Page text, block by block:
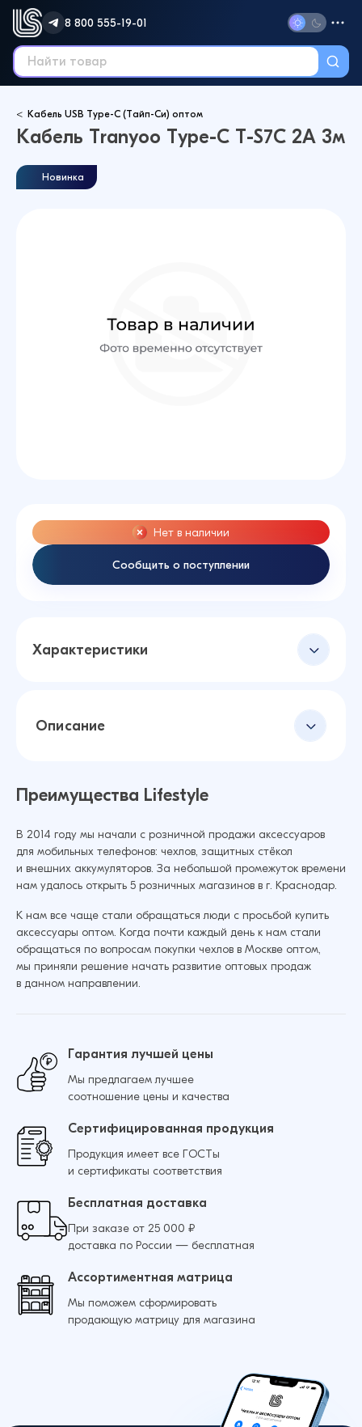
8 800 555-19-01
Кабель USB Type-C (Тайп-Си) оптом
Кабель Tranyoo Type-C T-S7C 2A 3м
Новинка
Характеристики
Нет в наличии
Сообщить о поступлении
Описание
Преимущества Lifestyle
В 2014 году мы начали с розничной продажи аксессуаров
для мобильных телефонов: чехлов, защитных стёкол
и внешних аккумуляторов. За небольшой промежуток времени
нам удалось открыть 5 розничных магазинов в г. Краснодар.
К нам все чаще стали обращаться люди с просьбой купить
аксессуары оптом. Когда почти каждый день к нам стали
обращаться по вопросам покупки чехлов в Москве оптом,
мы приняли решение начать развитие оптовых продаж
в данном направлении.
Гарантия лучшей цены
Мы предлагаем лучшее
соотношение цены и качества
Сертифицированная продукция
Продукция имеет все ГОСТы
и сертификаты соответствия
Бесплатная доставка
При заказе от 25 000 ₽
доставка по России — бесплатная
Ассортиментная матрица
Мы поможем сформировать
продающую матрицу для магазина